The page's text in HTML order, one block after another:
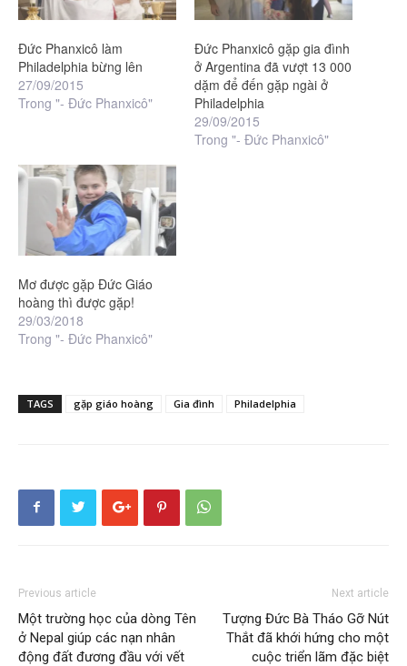
Đức Phanxicô làm
Philadelphia bừng lên
27/09/2015
Trong "- Đức Phanxicô"
Đức Phanxicô gặp gia đình
ở Argentina đã vượt 13 000
dặm để đến gặp ngài ở
Philadelphia
29/09/2015
Trong "- Đức Phanxicô"
Mơ được gặp Đức Giáo
hoàng thì được gặp!
29/03/2018
Trong "- Đức Phanxicô"
TAGS gặp giáo hoàng Gia đình Philadelphia
Previous article
Một trường học của dòng Tên
ở Nepal giúp các nạn nhân
động đất đương đầu với vết
Next article
Tượng Đức Bà Tháo Gỡ Nút
Thắt đã khới hứng cho một
cuộc triển lãm đặc biệt